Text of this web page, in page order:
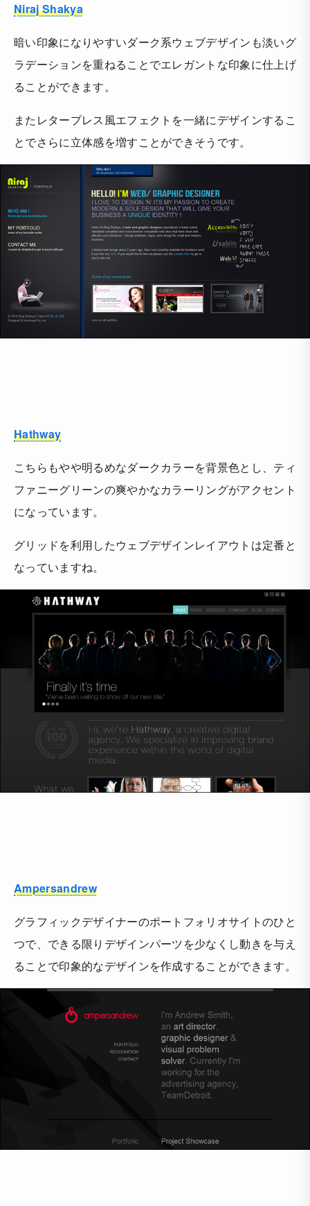
Niraj Shakya
暗い印象になりやすいダーク系ウェブデザインも淡いグ
ラデーションを重ねることでエレガントな印象に仕上げ
ることができます。
またレタープレス風エフェクトを一緒にデザインするこ
とでさらに立体感を増すことができそうです。
Hathway
こちらもやや明るめなダークカラーを背景色とし、ティ
ファニーグリーンの爽やかなカラーリングがアクセント
になっています。
グリッドを利用したウェブデザインレイアウトは定番と
なっていますね。
Ampersandrew
グラフィックデザイナーのポートフォリオサイトのひと
つで、できる限りデザインパーツを少なくし動きを与え
ることで印象的なデザインを作成することができます。